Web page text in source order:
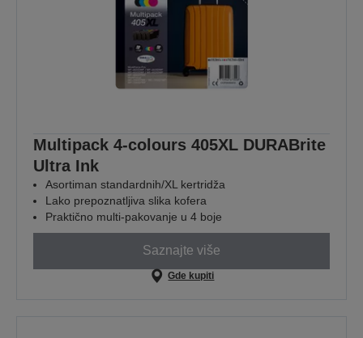
Multipack 4-colours 405XL DURABrite
Ultra Ink
Asortiman standardnih/XL kertridža
Lako prepoznatljiva slika kofera
Praktično multi-pakovanje u 4 boje
Saznajte više
Gde kupiti